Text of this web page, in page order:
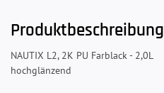
Produktbeschreibung
NAUTIX L2, 2K PU Farblack - 2,0L
hochglänzend